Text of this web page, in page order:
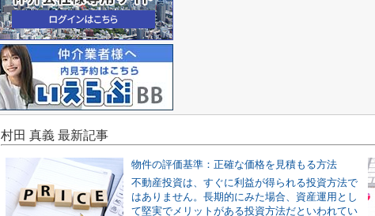
村田 真義 最新記事
物件の評価基準：正確な価格を見積もる方法
不動産投資は、すぐに利益が得られる投資方法で
はありません。長期的にみた場合、資産運用とし
て堅実でメリットがある投資方法だといわれてい